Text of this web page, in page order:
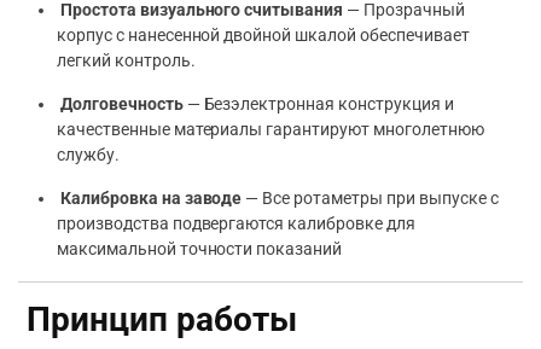
Простота визуального считывания — Прозрачный
корпус с нанесенной двойной шкалой обеспечивает
легкий контроль.
Долговечность— Безэлектронная конструкция и
качественные материалы гарантируют многолетнюю
службу.
Калибровка на заводе — Все ротаметры при выпуске с
производства подвергаются калибровке для
максимальной точности показаний
Принцип работы